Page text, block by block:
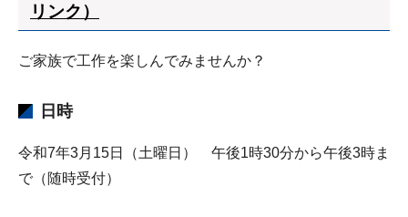
リンク）
ご家族で工作を楽しんでみませんか？
日時
令和7年3月15日（土曜日） 午後1時30分から午後3時ま
で（随時受付）